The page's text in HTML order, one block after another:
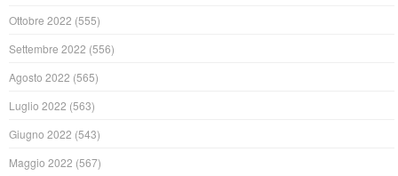
Ottobre 2022 (555)
Settembre 2022 (556)
Agosto 2022 (565)
Luglio 2022 (563)
Giugno 2022 (543)
Maggio 2022 (567)